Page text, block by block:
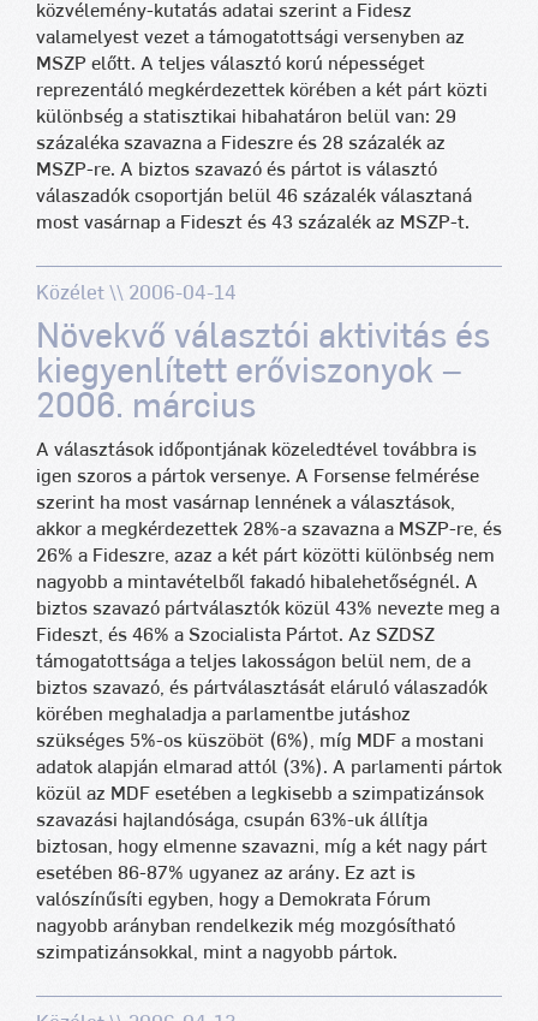
közvélemény-kutatás adatai szerint a Fidesz
valamelyest vezet a támogatottsági versenyben az
MSZP előtt. A teljes választó korú népességet
reprezentáló megkérdezettek körében a két párt közti
különbség a statisztikai hibahatáron belül van: 29
százaléka szavazna a Fideszre és 28 százalék az
MSZP-re. A biztos szavazó és pártot is választó
válaszadók csoportján belül 46 százalék választaná
most vasárnap a Fideszt és 43 százalék az MSZP-t.
Közélet \\ 2006-04-14
Növekvő választói aktivitás és
kiegyenlített erőviszonyok –
2006. március
A választások időpontjának közeledtével továbbra is
igen szoros a pártok versenye. A Forsense felmérése
szerint ha most vasárnap lennének a választások,
akkor a megkérdezettek 28%-a szavazna a MSZP-re, és
26% a Fideszre, azaz a két párt közötti különbség nem
nagyobb a mintavételből fakadó hibalehetőségnél. A
biztos szavazó pártválasztók közül 43% nevezte meg a
Fideszt, és 46% a Szocialista Pártot. Az SZDSZ
támogatottsága a teljes lakosságon belül nem, de a
biztos szavazó, és pártválasztását eláruló válaszadók
körében meghaladja a parlamentbe jutáshoz
szükséges 5%-os küszöböt (6%), míg MDF a mostani
adatok alapján elmarad attól (3%). A parlamenti pártok
közül az MDF esetében a legkisebb a szimpatizánsok
szavazási hajlandósága, csupán 63%-uk állítja
biztosan, hogy elmenne szavazni, míg a két nagy párt
esetében 86-87% ugyanez az arány. Ez azt is
valószínűsíti egyben, hogy a Demokrata Fórum
nagyobb arányban rendelkezik még mozgósítható
szimpatizánsokkal, mint a nagyobb pártok.